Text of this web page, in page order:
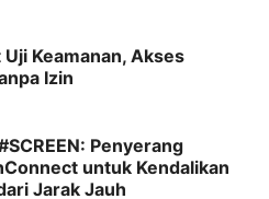
Keamanan, Akses
Izin
Penyerang
untuk Kendalikan
Jarak Jauh